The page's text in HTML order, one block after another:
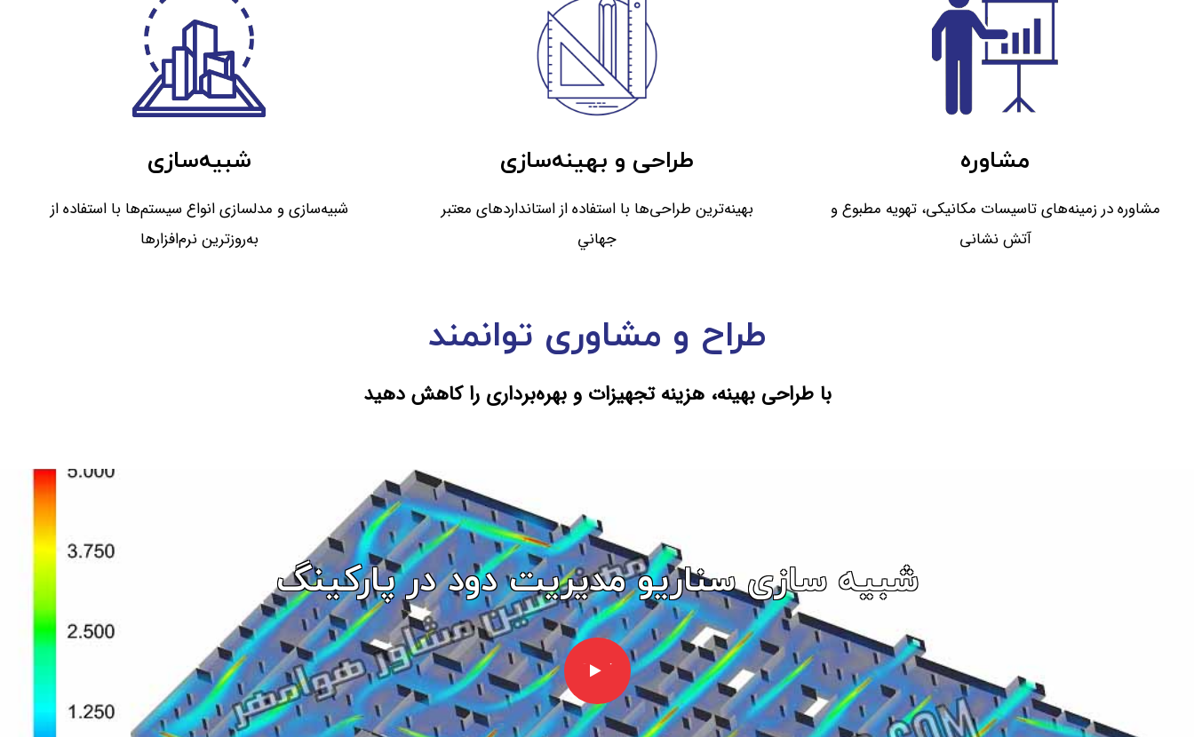
مشاوره
مشاوره در زمينه‌‎های تاسيسات مكانيكی، تهويه مطبوع و
آتش نشانی
طراحی و بهينه‌سازی
بهينه‌ترين طراحی‌ها با استفاده از استانداردهای معتبر
جهاني
شبيه‌سازی
شبيه‌سازی و مدلسازی انواع سيستم‌ها با استفاده از
به‌روز‌ترين نرم‌افزارها
طراح و مشاوری توانمند
با طراحی بهینه، هزینه تجهیزات و بهره‌برداری را کاهش دهید
شبیه سازی سناريو مديريت دود در پاركينگ